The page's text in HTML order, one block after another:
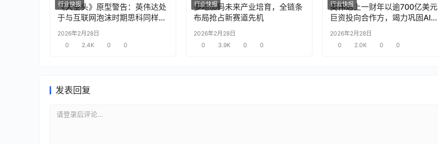
行业快报
《大空头》原型警告：英伟达处
于与互联网泡沫时期思科同样的
“危险境地”
2026年2月28日
0
2.4K 0 0
行业快报
多地加码未来产业培育，全链条
布局抢占新赛道先机
2026年2月28日
0
3.9K 0 0
行业快报
英伟达上一财年以逾700亿美元
巨资投向合作方，竭力巩固AI芯
片需求
2026年2月28日
0
2.0K 0 0
发表回复
请登录后评论...